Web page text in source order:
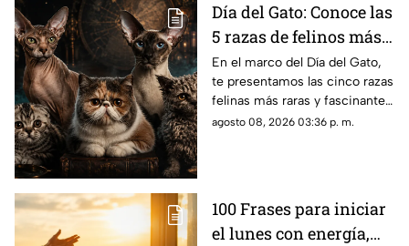
Día del Gato: Conoce las
5 razas de felinos más
raras del mundo
En el marco del Día del Gato,
te presentamos las cinco razas
felinas más raras y fascinantes
del planeta por sus singulares
agosto 08, 2026 03:36 p. m.
100 Frases para iniciar
el lunes con energía,